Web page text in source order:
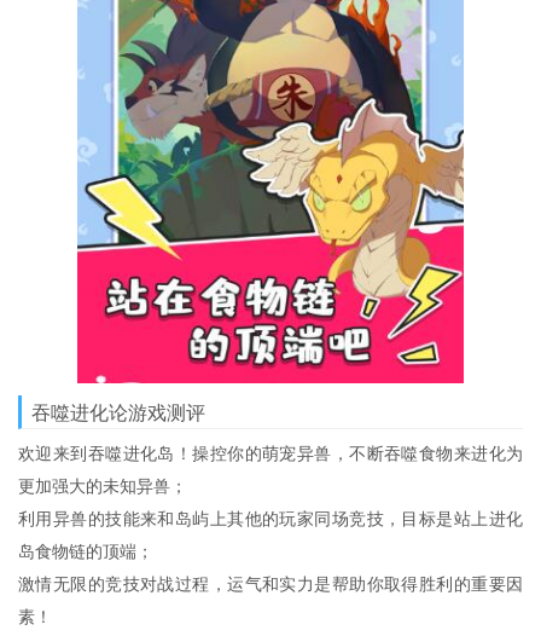
吞噬进化论游戏测评
欢迎来到吞噬进化岛！操控你的萌宠异兽，不断吞噬食物来进化为
更加强大的未知异兽；
利用异兽的技能来和岛屿上其他的玩家同场竞技，目标是站上进化
岛食物链的顶端；
激情无限的竞技对战过程，运气和实力是帮助你取得胜利的重要因
素！